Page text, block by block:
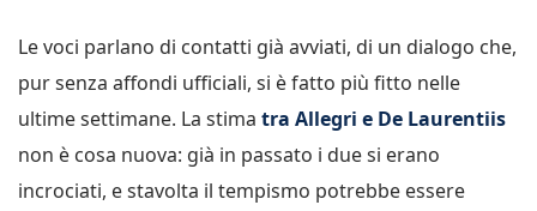
Le voci parlano di contatti già avviati, di un dialogo che,
pur senza affondi ufficiali, si è fatto più fitto nelle
ultime settimane. La stima tra Allegri e De Laurentiis
non è cosa nuova: già in passato i due si erano
incrociati, e stavolta il tempismo potrebbe essere